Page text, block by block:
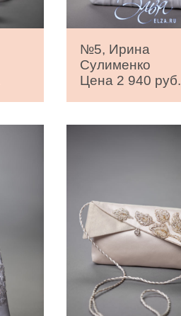
№5, Ирина
Сулименко
Цена 2 940 руб.